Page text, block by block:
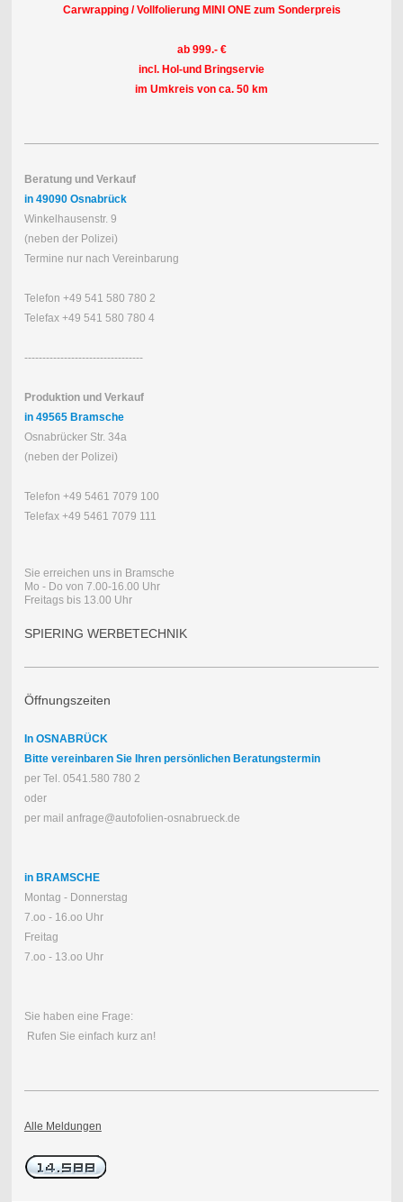
Carwrapping / Vollfolierung MINI ONE zum Sonderpreis
ab 999.- €
incl. Hol-und Bringservie
im Umkreis von ca. 50 km
Beratung und Verkauf
in 49090 Osnabrück
Winkelhausenstr. 9
(neben der Polizei)
Termine nur nach Vereinbarung
Telefon +49 541 580 780 2
Telefax +49 541 580 780 4
---------------------------------
Produktion und Verkauf
in 49565 Bramsche
Osnabrücker Str. 34a
(neben der Polizei)
Telefon +49 5461 7079 100
Telefax +49 5461 7079 111
Sie erreichen uns in Bramsche
Mo - Do von 7.00-16.00 Uhr
Freitags bis 13.00 Uhr
SPIERING WERBETECHNIK
Öffnungszeiten
In OSNABRÜCK
Bitte vereinbaren Sie Ihren persönlichen Beratungstermin
per Tel. 0541.580 780 2
oder
per mail anfrage@autofolien-osnabrueck.de
in BRAMSCHE
Montag - Donnerstag
7.oo - 16.oo Uhr
Freitag
7.oo - 13.oo Uhr
Sie haben eine Frage:
Rufen Sie einfach kurz an!
Alle Meldungen